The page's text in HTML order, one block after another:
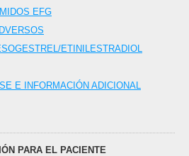
EFG
ETINILESTRADIOL
E INFORMACIÓN ADICIONAL
PARA EL PACIENTE